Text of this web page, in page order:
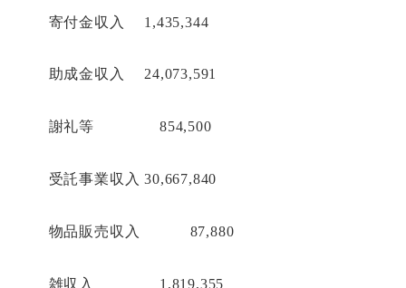
寄付金収入 1,435,344
助成金収入24,073,591
謝礼等 854,500
受託事業収入30,667,840
物品販売収入 87,880
雑収入 1,819,355